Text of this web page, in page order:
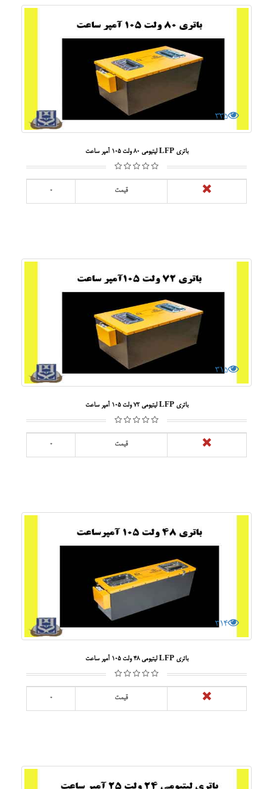
335
باتری LFP لیتیومی 80 ولت 105 آمپر ساعت
قیمت 0
315
باتری LFP لیتیومی 72 ولت 105 آمپر ساعت
قیمت 0
314
باتری LFP لیتیومی 48 ولت 105 آمپر ساعت
قیمت 0